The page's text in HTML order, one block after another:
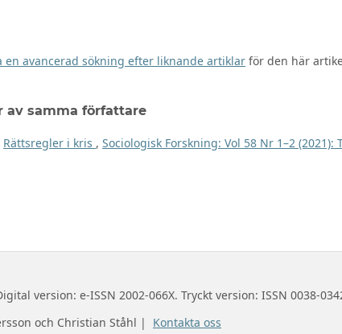
en avancerad sökning efter liknande artiklar för den här
av samma författare
Rättsregler i kris , Sociologisk Forskning: Vol 58 Nr 1–2
version: e-ISSN 2002-066X. Tryckt version: ISSN 0038-
och Christian Ståhl | Kontakta oss